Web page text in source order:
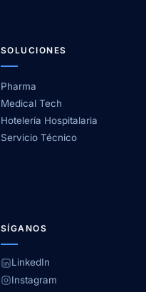
SOLUCIONES
Pharma
Medical Tech
Hotelería Hospitalaria
Servicio Técnico
SÍGANOS
LinkedIn
Instagram